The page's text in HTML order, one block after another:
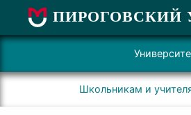
ПИРОГОВСКИЙ
Школьникам и